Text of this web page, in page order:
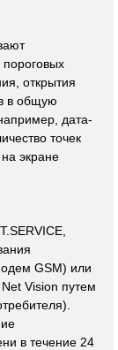
открытия
в общую
дата-
точек
экране
GSM) или
Vision путем
в течение 24